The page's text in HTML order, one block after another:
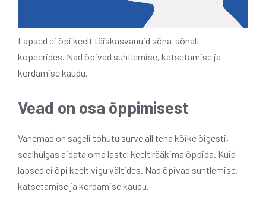
Lapsed ei õpi keelt täiskasvanuid sõna-sõnalt
kopeerides. Nad õpivad suhtlemise, katsetamise ja
kordamise kaudu.
Vead on osa õppimisest
Vanemad on sageli tohutu surve all teha kõike õigesti,
sealhulgas aidata oma lastel keelt rääkima õppida. Kuid
lapsed ei õpi keelt vigu vältides. Nad õpivad suhtlemise,
katsetamise ja kordamise kaudu.